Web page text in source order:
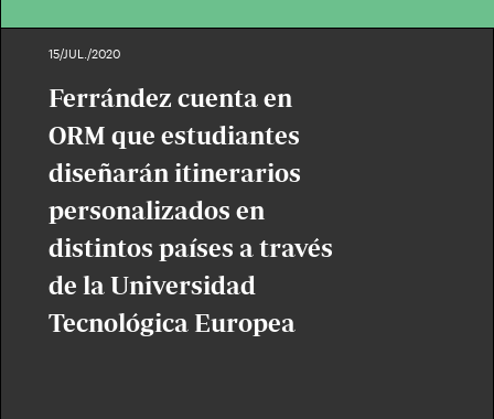
15/JUL./2020
Ferrández cuenta en
ORM que estudiantes
diseñarán itinerarios
personalizados en
distintos países a través
de la Universidad
Tecnológica Europea